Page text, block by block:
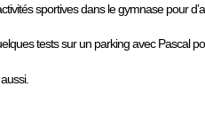
sportives dans le gymnase pour
tests sur un parking avec Pascal